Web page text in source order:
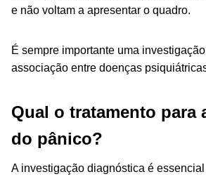
e não voltam a apresentar o quadro.
É sempre importante uma
associação entre doenças
Qual o tratamento para
do pânico?
A investigação diagnóstica é